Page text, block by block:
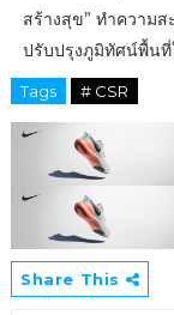
สร้างสุข” ทำความ
ปรับปรุงภูมิทัศน์พื้น
Tags # CSR
Share This